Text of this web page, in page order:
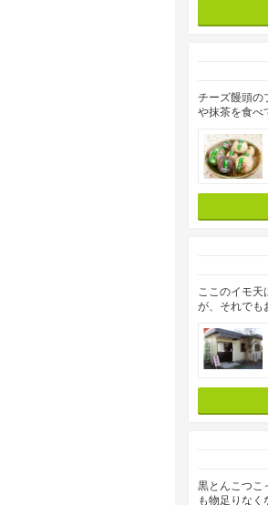
チーズ饅頭の
や抹茶を食べ
ここのイモ
が、それでも
黒とんこつ
も物足りな